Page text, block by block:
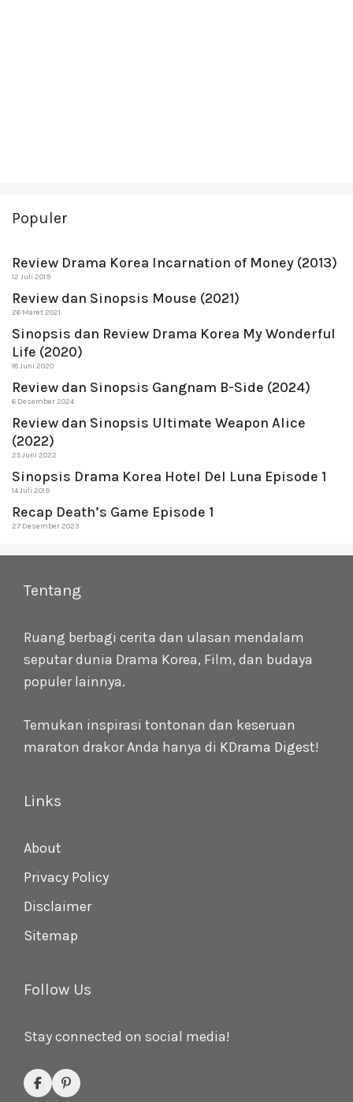
Populer
Review Drama Korea Incarnation of Money (2013)
12 Juli 2019
Review dan Sinopsis Mouse (2021)
26 Maret 2021
Sinopsis dan Review Drama Korea My Wonderful
Life (2020)
18 Juni 2020
Review dan Sinopsis Gangnam B-Side (2024)
6 Desember 2024
Review dan Sinopsis Ultimate Weapon Alice
(2022)
25 Juni 2022
Sinopsis Drama Korea Hotel Del Luna Episode 1
14 Juli 2019
Recap Death’s Game Episode 1
27 Desember 2023
Tentang
Ruang berbagi cerita dan ulasan mendalam
seputar dunia Drama Korea, Film, dan budaya
populer lainnya.
Temukan inspirasi tontonan dan keseruan
maraton drakor Anda hanya di KDrama Digest!
Links
About
Privacy Policy
Disclaimer
Sitemap
Follow Us
Stay connected on social media!